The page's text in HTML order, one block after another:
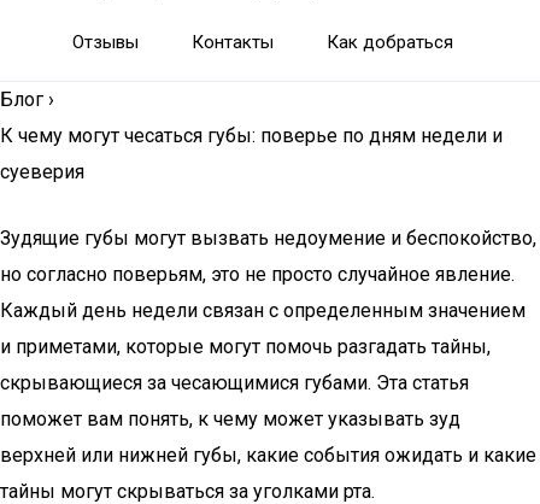
Отзывы Контакты Как добраться
Блог ›
К чему могут чесаться губы: поверье по дням недели и
суеверия
Зудящие губы могут вызвать недоумение и беспокойство,
но согласно поверьям, это не просто случайное явление.
Каждый день недели связан с определенным значением
и приметами, которые могут помочь разгадать тайны,
скрывающиеся за чесающимися губами. Эта статья
поможет вам понять, к чему может указывать зуд
верхней или нижней губы, какие события ожидать и какие
тайны могут скрываться за уголками рта.